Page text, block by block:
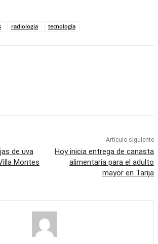
radiologia tecnología
de uva
Montes
Artículo siguiente
Hoy inicia entrega de canasta
alimentaria para el adulto
mayor en Tarija